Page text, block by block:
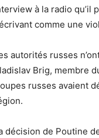
à la radio qu’il
comme une
autorités russes
Brig, membre
russes avaient
décision de Poutine